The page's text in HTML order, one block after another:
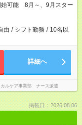
紹介します！ ※Wワ
する勤務時間と、もう1つ
を超える場合は応募でき
可能 8月～、9月スター
由 / シフト勤務 / 10名以
詳細へ
ルケア事業部 ナース派遣
掲載日：2026.08.06